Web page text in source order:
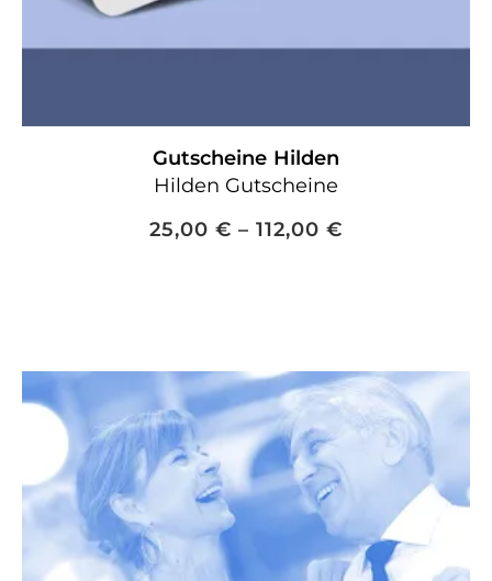
Gutscheine Hilden
Hilden Gutscheine
25,00 € – 112,00 €